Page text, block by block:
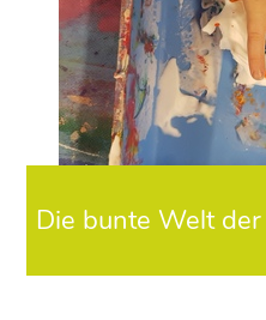
Die bunte Welt